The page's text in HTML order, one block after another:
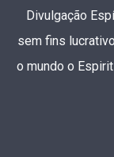
Divulgação
sem fins
o mundo o